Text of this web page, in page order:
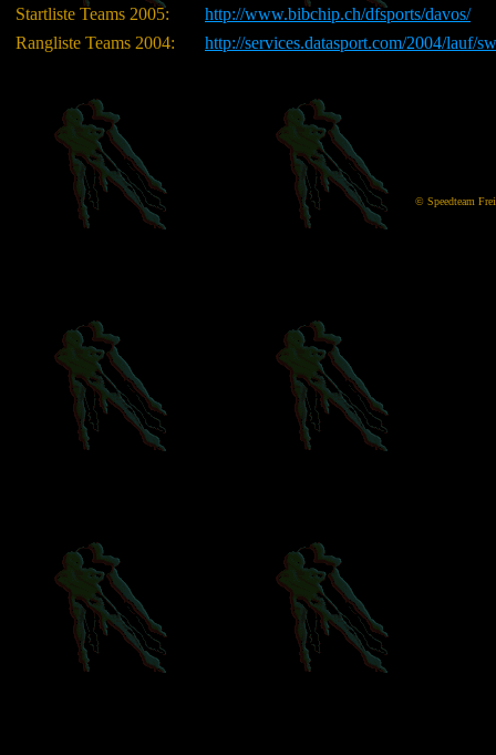
Startliste Teams 2005:
http://www.bibchip.ch/dfsports/davos/
Rangliste Teams 2004:
http://services.datasport.com/2004/lauf/
© Speedteam